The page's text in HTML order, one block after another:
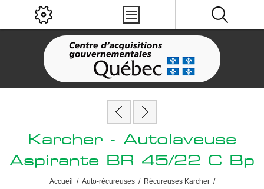
Karcher - Autolaveuse
Aspirante BR 45/22 C Bp
Accueil / Auto-récureuses / Récureuses Karcher /